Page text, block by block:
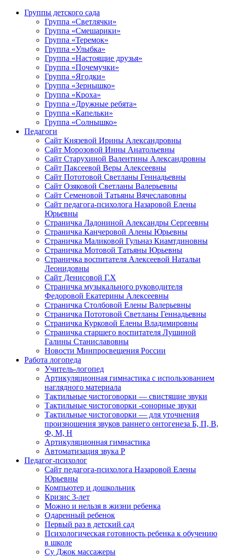
Группы детского сада
Группа «Светлячки»
Группа «Смешарики»
Группа «Теремок»
Группа «Улыбка»
Группа «Настоящие друзья»
Группа «Почемучки»
Группа «Ягодки»
Группа «Зернышко»
Группа «Кроха»
Группа «Дружные ребята»
Группа «Капельки»
Группа «Солнышко»
Педагоги
Сайт Князевой Ирины Александровны
Сайт Морозовой Инны Анатольевны
Сайт Старухиной Валентины Александровны
Сайт Паксеевой Веры Алексеевны
Сайт Пототовой Светланы Геннадьевны
Сайт Озяковой Светланы Валерьевны
Сайт Семеновой Татьяны Вячеславовны
Сайт педагога-психолога Назаровой Елены
Юрьевны
Страничка Ладониной Александры Сергеевны
Страничка Канчеровой Алены Юрьевны
Страничка Маликовой Гульназ Киамтдиновны
Страничка Мотовой Татьяны Юрьевны
Cтраничка воспитателя Алексеевой Натальи
Леонидовны
Сайт Денисовой Г.Х
Страничка музыкального руководителя
Федоровой Екатерины Алексеевны
Страничка Столбовой Елены Валерьевны
Страничка Пототовой Светланы Геннадьевны
Страничка Курковой Елены Владимировны
Страничка старшего воспитателя Лушиной
Галины Станиславовны
Новости Минпросвещения России
Работа логопеда
Учитель-логопед
Артикуляционная гимнастика с использованием
наглядного материала
Тактильные чистоговорки — свистящие звуки
Тактильные чистоговорки -сонорные звуки
Тактильные чистоговорки — для уточнения
произношения звуков раннего онтогенеза Б, П, В,
Ф, М, Н
Артикуляционная гимнастика
Автоматизация звука Р
Педагог-психолог
Сайт педагога-психолога Назаровой Елены
Юрьевны
Компьютер и дошкольник
Кризис 3-лет
Можно и нельзя в жизни ребенка
Одаренный ребенок
Первый раз в детский сад
Психологическая готовность ребенка к обучению
в школе
Су Джок массажеры